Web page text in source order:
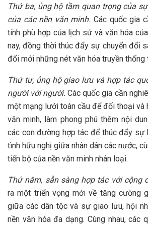
Thứ ba, ủng hộ tầm quan trọng của
của các nền văn minh. Các quốc gia
tính phù hợp của lịch sử và văn hóa
nay, đồng thời thúc đẩy sự chuyển đổi
đổi mới những nét văn hóa truyền thống
Thứ tư, ủng hộ giao lưu và hợp tác
người với người.Các quốc gia cần
một mạng lưới toàn cầu để đối thoại và
văn minh, làm phong phú thêm nội
các con đường hợp tác để thúc đẩy sự
tình hữu nghị giữa nhân dân các nước,
tiến bộ của nền văn minh nhân loại.
Thứ năm, sẵn sàng hợp tác với cộng
ra một triển vọng mới về tăng cường
giữa các dân tộc và sự giao lưu, hội
nền văn hóa đa dạng. Cùng nhau, các